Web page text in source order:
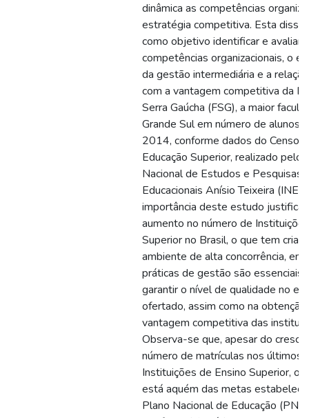
dinâmica as competências
estratégia competitiva. Esta
como objetivo identificar e avaliar
competências organizacionais, o
da gestão intermediária e a
com a vantagem competitiva da
Serra Gaúcha (FSG), a maior
Grande Sul em número de alunos
2014, conforme dados do Censo
Educação Superior, realizado pelo
Nacional de Estudos e Pesquisas
Educacionais Anísio Teixeira
importância deste estudo
aumento no número de
Superior no Brasil, o que tem
ambiente de alta concorrência, em
práticas de gestão são essenciais
garantir o nível de qualidade no
ofertado, assim como na
vantagem competitiva das
Observa-se que, apesar do
número de matrículas nos últimos
Instituições de Ensino Superior, o
está aquém das metas
Plano Nacional de Educação